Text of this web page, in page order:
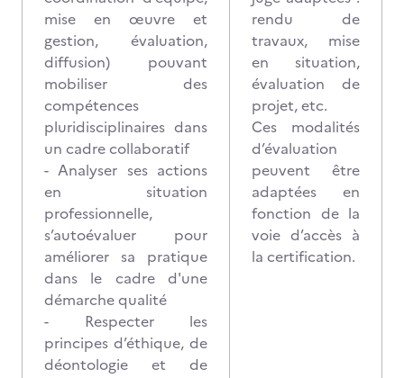
mise en œuvre et
gestion, évaluation,
diffusion) pouvant
mobiliser des
compétences
pluridisciplinaires dans
un cadre collaboratif
- Analyser ses actions
en situation
professionnelle,
s’autoévaluer pour
améliorer sa pratique
dans le cadre d'une
démarche qualité
- Respecter les
principes d’éthique, de
déontologie et de
rendu de
travaux, mise
en situation,
évaluation de
projet, etc.
Ces modalités
d’évaluation
peuvent être
adaptées en
fonction de la
voie d’accès à
la certification.